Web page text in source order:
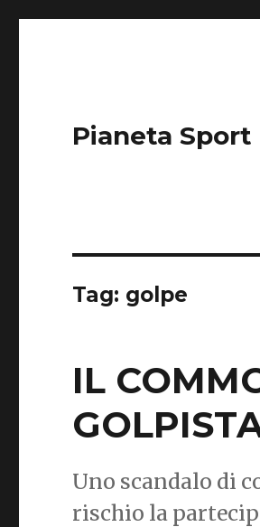
Pianeta Sport
Tag: golpe
IL
Uno scandalo di
rischio la